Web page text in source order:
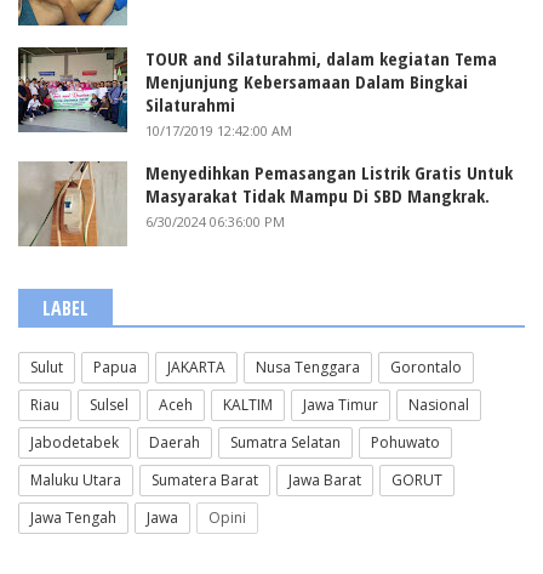
TOUR and Silaturahmi, dalam kegiatan Tema
Menjunjung Kebersamaan Dalam Bingkai
Silaturahmi
10/17/2019 12:42:00 AM
Menyedihkan Pemasangan Listrik Gratis Untuk
Masyarakat Tidak Mampu Di SBD Mangkrak.
6/30/2024 06:36:00 PM
LABEL
Sulut Papua JAKARTA Nusa Tenggara
Gorontalo
Riau
Sulsel Aceh KALTIM Jawa Timur
Nasional
Jabodetabek
Daerah Sumatra Selatan
Pohuwato
Maluku Utara
Sumatera Barat Jawa Barat
GORUT
Jawa Tengah
Jawa Opini